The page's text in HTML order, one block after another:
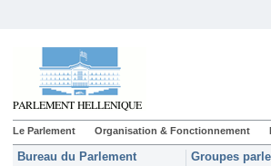
Le Parlement Organisation & Fonctionnement
Bureau du Parlement Groupes